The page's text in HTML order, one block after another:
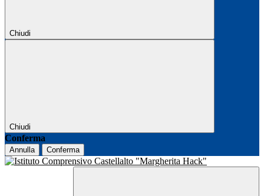
Chiudi
Chiudi
Conferma
Annulla Conferma